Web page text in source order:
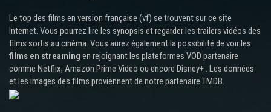
Le top des films en version française (vf) se trouvent sur ce site
Internet. Vous pourrez lire les synopsis et regarder les trailers vidéos des
films sortis au cinéma. Vous aurez également la possibilité de voir les
films en streaming en rejoignant les plateformes VOD partenaire
comme Netflix, Amazon Prime Video ou encore Disney+ . Les données
et les images des films proviennent de notre partenaire TMDB.